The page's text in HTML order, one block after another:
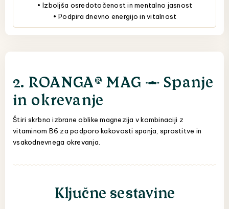
• Izboljša osredotočenost in mentalno jasnost
• Podpira dnevno energijo in vitalnost
2. ROANGA® MAG — Spanje
in okrevanje
Štiri skrbno izbrane oblike magnezija v kombinaciji z
vitaminom B6 za podporo kakovosti spanja, sprostitve in
vsakodnevnega okrevanja.
Ključne sestavine